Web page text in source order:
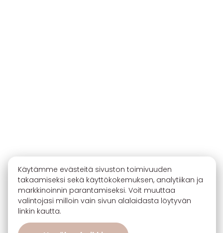
Käytämme evästeitä sivuston toimivuuden
takaamiseksi sekä käyttökokemuksen, analytiikan ja
markkinoinnin parantamiseksi. Voit muuttaa
valintojasi milloin vain sivun alalaidasta löytyvän
linkin kautta.